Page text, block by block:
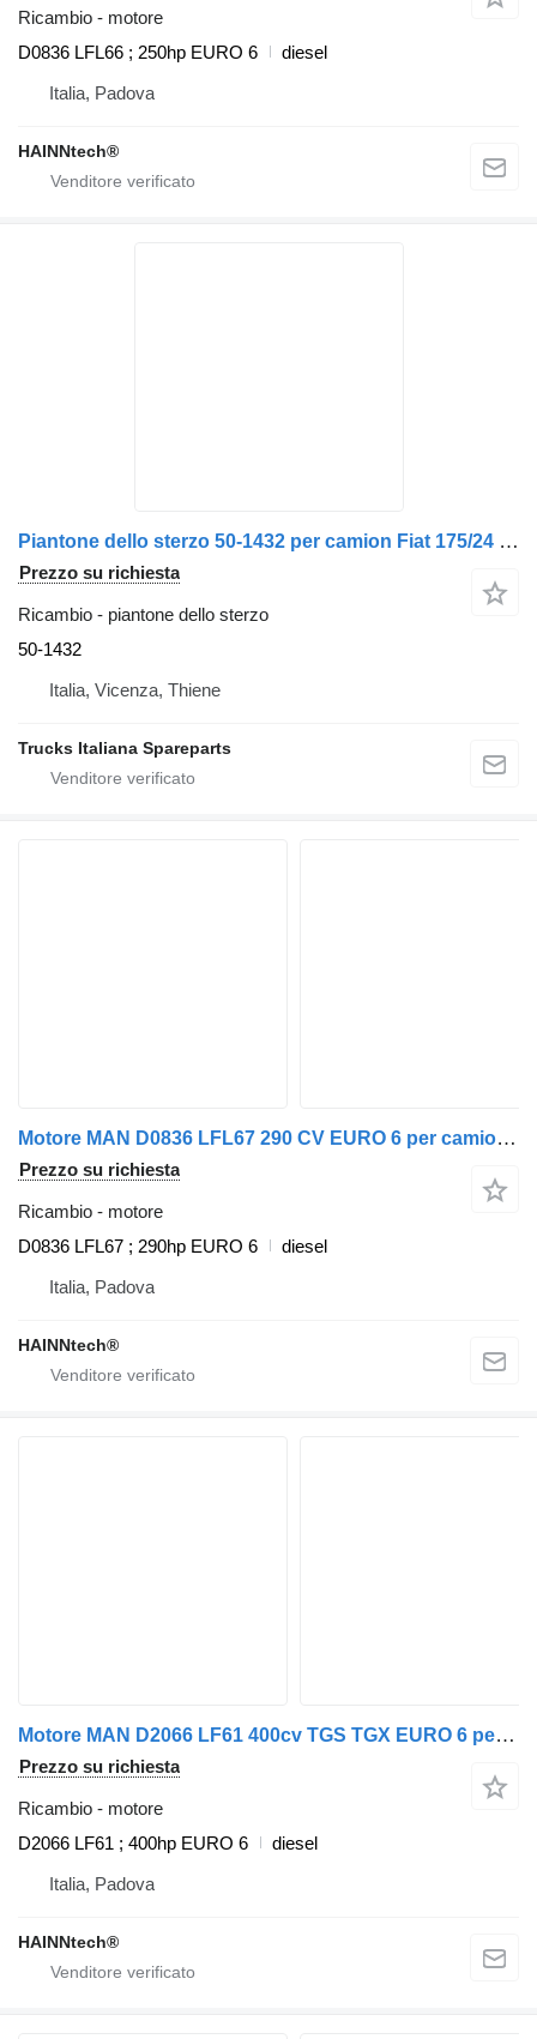
Ricambio - motore
D0836 LFL66 ; 250hp EURO 6
diesel
Italia, Padova
HAINNtech®
Piantone dello sterzo 50-1432 per camion Fiat 175/24 nu
Prezzo su richiesta
Ricambio - piantone dello sterzo
50-1432
Italia, Vicenza, Thiene
Trucks Italiana Spareparts
Motore MAN D0836 LFL67 290 CV EURO 6 per camion MAN TGL TGM
Prezzo su richiesta
Ricambio - motore
D0836 LFL67 ; 290hp EURO 6
diesel
Italia, Padova
HAINNtech®
Motore MAN D2066 LF61 400cv TGS TGX EURO 6 per camion MAN
Prezzo su richiesta
Ricambio - motore
D2066 LF61 ; 400hp EURO 6
diesel
Italia, Padova
HAINNtech®